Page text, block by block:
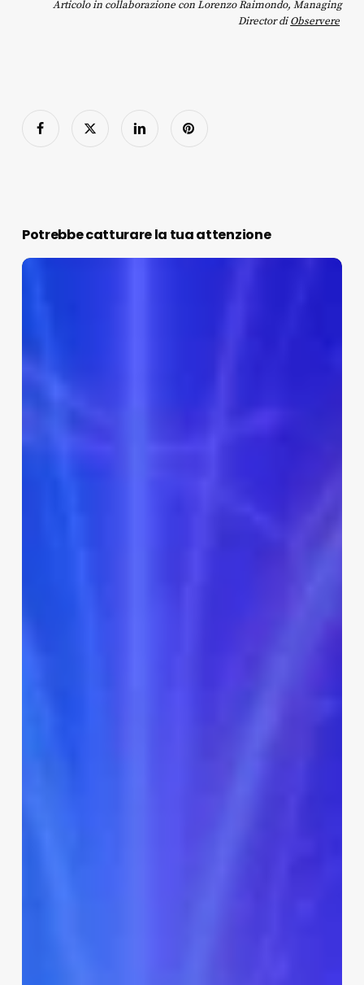
Articolo in collaborazione con Lorenzo Raimondo, Managing
Director diObservere
Potrebbe catturare la tua attenzione